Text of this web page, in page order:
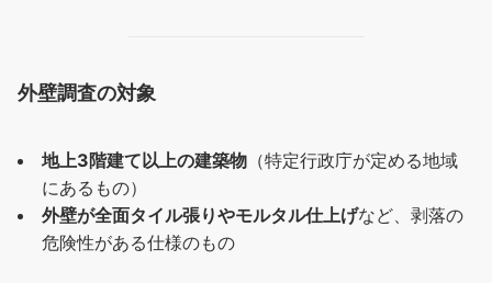
外壁調査の対象
地上3階建て以上の建築物 （特定行政庁が定める地域
にあるもの）
外壁が全面タイル張りやモルタル仕上げなど、剥落の
危険性がある仕様のもの